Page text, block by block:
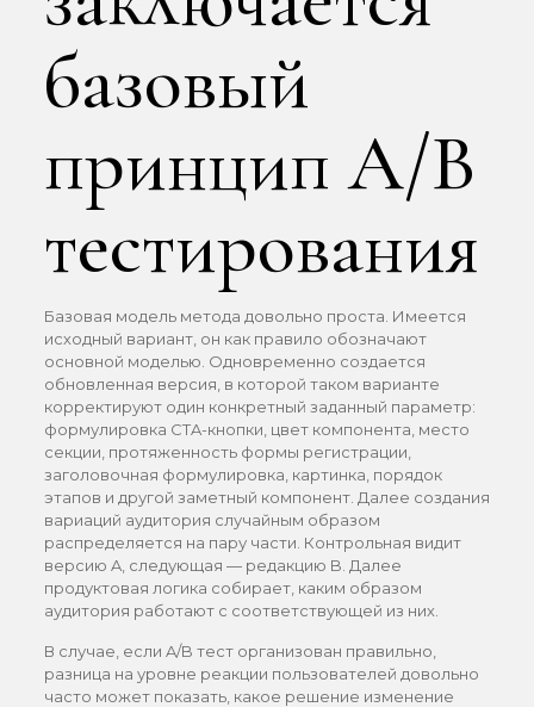
базовый
принцип A/B
тестирования
Базовая модель метода довольно проста. Имеется
исходный вариант, он как правило обозначают
основной моделью. Одновременно создается
обновленная версия, в которой таком варианте
корректируют один конкретный заданный параметр:
формулировка CTA-кнопки, цвет компонента, место
секции, протяженность формы регистрации,
заголовочная формулировка, картинка, порядок
этапов и другой заметный компонент. Далее создания
вариаций аудитория случайным образом
распределяется на пару части. Контрольная видит
версию A, следующая — редакцию B. Далее
продуктовая логика собирает, каким образом
аудитория работают с соответствующей из них.
В случае, если A/B тест организован правильно,
разница на уровне реакции пользователей довольно
часто может показать, какое решение изменение